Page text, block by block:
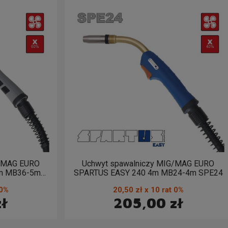
EURO
MB36-5m
Uchwyt spawalniczy MIG/MAG EURO
SPARTUS EASY 240 4m MB24-4m SPE24
205,00 zł
20,50 zł x 10 rat 0%